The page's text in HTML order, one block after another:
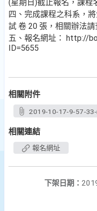
(星期日)截止報名，課程
四、完成課程之科系，
試 卷 20 張，相關辦法
五、報名網址： http://
ID=5655
相關附件
2019-10-17-9-57-
相關連結
報名網址
下架日期：